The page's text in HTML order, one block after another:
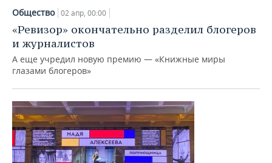
Общество 02 апр, 00:00
«Ревизор» окончательно разделил блогеров
и журналистов
А еще учредил новую премию — «Книжные миры
глазами блогеров»